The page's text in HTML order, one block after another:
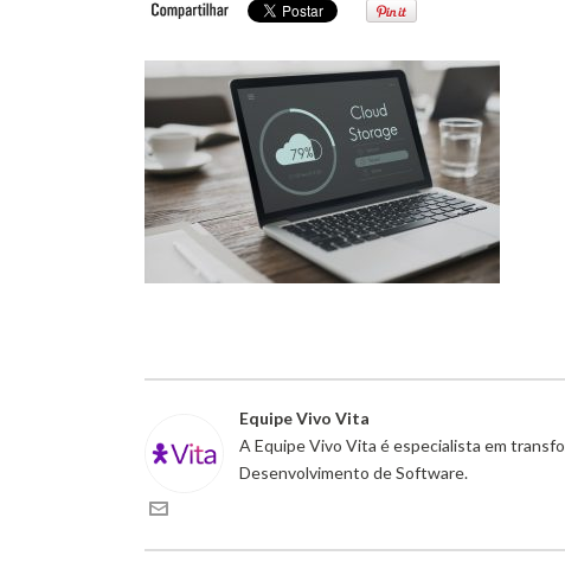
Equipe Vivo Vita
A Equipe Vivo Vita é especialista em
Desenvolvimento de Software.